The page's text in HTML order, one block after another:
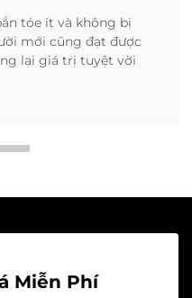
tóe ít và không bị
mới cũng đạt được
lại giá trị tuyệt vời
Miễn Phí